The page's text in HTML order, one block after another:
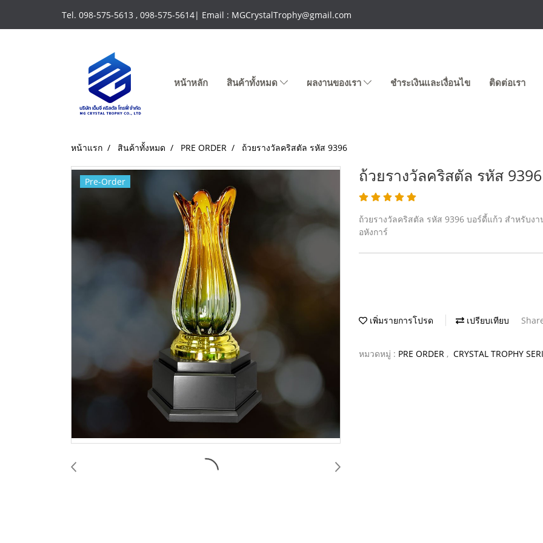
Tel. 098-575-5613 , 098-575-5614| Email : MGCrystalTrophy@gmail.com
หน้าหลัก สินค้าทั้งหมด ผลงานของเรา ชำระเงินและเงื่อนไข ติดต่อเรา
หน้าแรก สินค้าทั้งหมด PRE ORDER ถ้วยรางวัลคริสตัล รหัส 9396
Pre-Order ถ้วยรางวัลคริสตัล รหัส 9396
ถ้วยรางวัลคริสตัล รหัส 9396 บอร์ดี้แก้ว สำหรับ
อหังการ์
เพิ่มรายการโปรด เปรียบเทียบ
หมวดหมู่ : PRE ORDER , CRYSTAL TROPHY